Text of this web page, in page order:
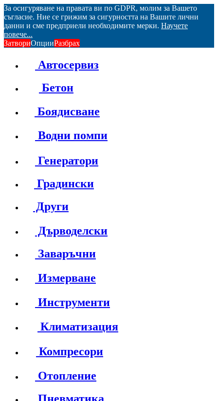
За осигуряване на правата ви по GDPR, молим за Вашето
съгласие. Ние се грижим за сигурността на Вашите лични
данни и сме предприели необходимите мерки. Научете
повече...
ЗатвориОпцииРазбрах
Автосервиз
Бетон
Боядисване
Водни помпи
Генератори
Градински
Други
Дърводелски
Заваръчни
Измерване
Инструменти
Климатизация
Компресори
Отопление
Пневматика